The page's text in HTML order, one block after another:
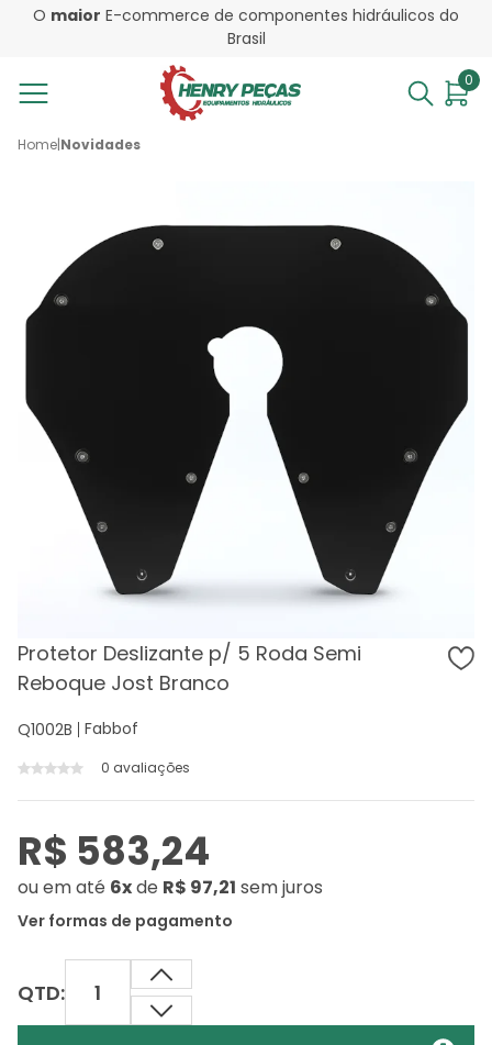
O maior E-commerce de componentes hidráulicos do
Brasil
0
Home|Novidades
Protetor Deslizante p/ 5 Roda Semi
Reboque Jost Branco
Q1002B Fabbof
0 avaliações
R$ 583,24
ouem até 6xde R$ 97,21 sem juros
Ver formas de pagamento
QTD: